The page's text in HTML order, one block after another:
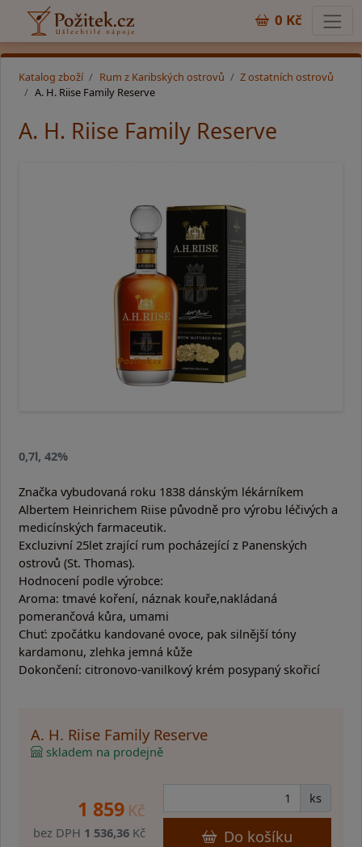
0 Kč
Katalog zboží Rum z Karibských ostrovů
Z ostatních ostrovů
A. H. Riise Family Reserve
A. H. Riise Family Reserve
0,7l, 42%
Značka vybudovaná roku 1838 dánským lékárníkem
Albertem Heinrichem Riise původně pro výrobu léčivých a
medicínských farmaceutik.
Excluzivní 25let zrající rum pocházející z Panenských
ostrovů (St. Thomas).
Hodnocení podle výrobce:
Aroma: tmavé koření, náznak kouře,nakládaná
pomerančová kůra, umami
Chuť: zpočátku kandované ovoce, pak silnější tóny
kardamonu, zlehka jemná kůže
Dokončení: citronovo-vanilkový krém posypaný skořicí
A. H. Riise Family Reserve
skladem na prodejně
1 859 Kč
bez DPH 1 536,36 Kč
ks
Do košíku